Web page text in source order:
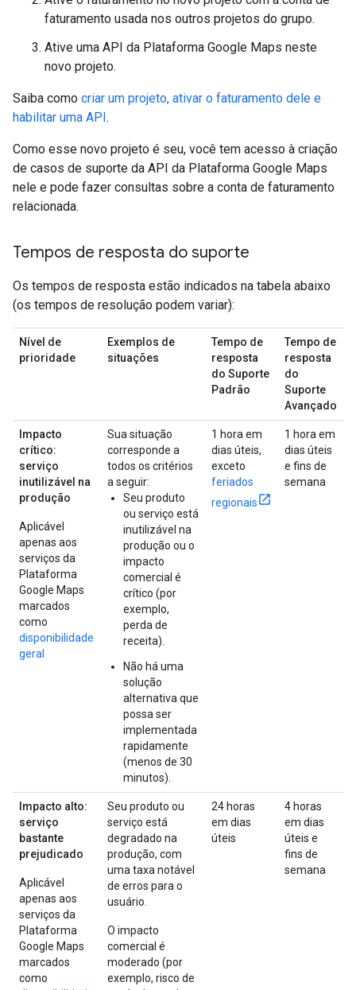
faturamento usada nos outros projetos do grupo.
Ative uma API da Plataforma Google Maps neste
novo projeto.
Saiba como criar um projeto, ativar o faturamento dele e
habilitar uma API.
Como esse novo projeto é seu, você tem acesso à criação
de casos de suporte da API da Plataforma Google Maps
nele e pode fazer consultas sobre a conta de faturamento
relacionada.
Tempos de resposta do suporte
Os tempos de resposta estão indicados na tabela abaixo
(os tempos de resolução podem variar):
Nível de
prioridade
Exemplos de
situações
Tempo de
resposta
do Suporte
Padrão
Tempo de
resposta
do
Suporte
Avançado
Impacto
crítico:
serviço
inutilizável na
produção
Aplicável
apenas aos
serviços da
Plataforma
Google Maps
marcados
como
disponibilidade
geral
Sua situação
corresponde a
todos os critérios
a seguir:
Seu produto
ou serviço está
inutilizável na
produção ou o
impacto
comercial é
crítico (por
exemplo,
perda de
receita).
Não há uma
solução
alternativa que
possa ser
implementada
rapidamente
(menos de 30
minutos).
1 hora em
dias úteis,
exceto
feriados
regionais
1 hora em
dias úteis
e fins de
semana
Impacto alto:
serviço
bastante
prejudicado
Aplicável
apenas aos
serviços da
Plataforma
Google Maps
marcados
como
Seu produto ou
serviço está
degradado na
produção, com
uma taxa notável
de erros para o
usuário.
O impacto
comercial é
moderado (por
exemplo, risco de
24 horas
em dias
úteis
4 horas
em dias
úteis e
fins de
semana